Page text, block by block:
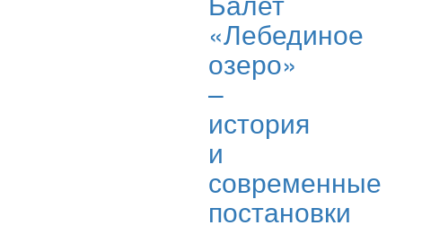
«Лебединое
озеро»
–
история
и
современные
постановки